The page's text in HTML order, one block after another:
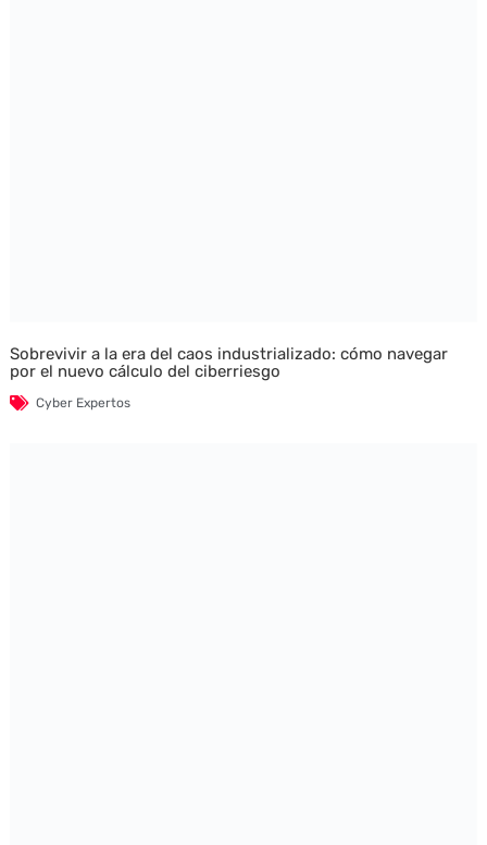
Sobrevivir a la era del caos industrializado: cómo navegar
por el nuevo cálculo del ciberriesgo
Cyber Expertos